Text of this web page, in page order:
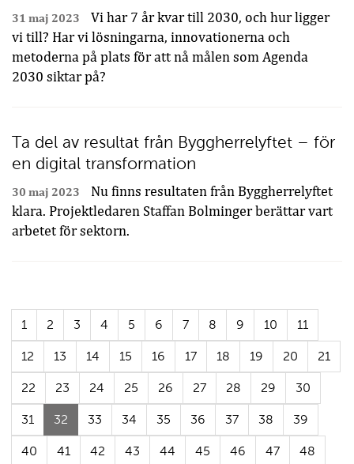
31 maj 2023
Vi har 7 år kvar till 2030, och hur ligger
vi till? Har vi lösningarna, innovationerna och
metoderna på plats för att nå målen som Agenda
2030 siktar på?
Ta del av resultat från Byggherrelyftet – för
en digital transformation
30 maj 2023
Nu finns resultaten från Byggherrelyftet
klara. Projektledaren Staffan Bolminger berättar vart
arbetet för sektorn.
1 2 3 4 5 6 7 8 9 10 11
12 13 14 15 16 17 18 19 20 21
22 23 24 25 26 27 28 29 30
31 32 (Aktuell
sida)
33 34 35 36 37 38 39
40 41 42 43 44 45 46 47 48